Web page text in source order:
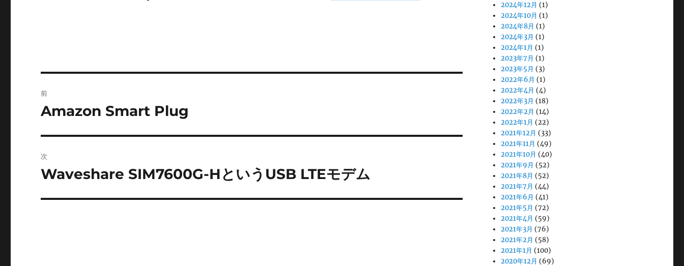
稿
ゲ
前
前
投
稿:
Amazon Smart Plug
次
次
投
Waveshare SIM7600G-HというUSB LTEモデム
2024年12月 (1)
2024年10月 (1)
2024年8月 (1)
2024年3月 (1)
2024年1月 (1)
2023年7月 (1)
2023年5月 (3)
2022年6月 (1)
2022年4月 (4)
2022年3月 (18)
2022年2月 (14)
2022年1月 (22)
2021年12月 (33)
2021年11月 (49)
2021年10月 (40)
2021年9月 (52)
2021年8月 (52)
2021年7月 (44)
2021年6月 (41)
2021年5月 (72)
2021年4月 (59)
2021年3月 (76)
2021年2月 (58)
2021年1月 (100)
2020年12月 (69)